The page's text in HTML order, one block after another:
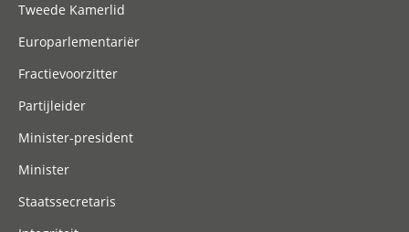
Tweede Kamerlid
Europarlementariër
Fractievoorzitter
Partijleider
Minister-president
Minister
Staatssecretaris